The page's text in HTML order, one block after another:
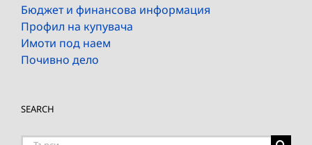
Бюджет и финансова информация
Профил на купувача
Имоти под наем
Почивно дело
SEARCH